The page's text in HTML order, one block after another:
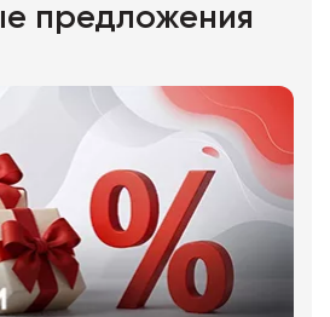
предложения